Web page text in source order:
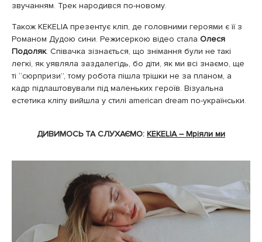
звучанням. Трек народився по-новому.
Також KEKELIA презентує кліп, де головними героями є її з
Романом Дудою сини. Режисеркою відео стала Олеся
Подоляк. Співачка зізнається, що знімання були не такі
легкі, як уявляла заздалегідь, бо діти, як ми всі знаємо, ще
ті “сюрпризи”, тому робота пішла трішки не за планом, а
кадр підлаштовували під маленьких героїв. Візуальна
естетика кліпу вийшла у стилі аmerican dream по-українськи.
ДИВИМОСЬ ТА СЛУХАЄМО: KEKELIA – Мріяли ми